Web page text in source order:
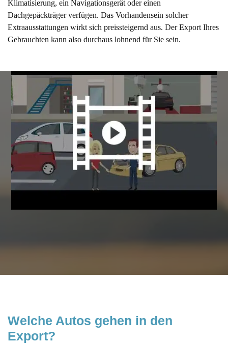
Klimatisierung, ein Navigationsgerät oder einen
Dachgepäckträger verfügen. Das Vorhandensein solcher
Extraausstattungen wirkt sich preissteigernd aus. Der Export Ihres
Gebrauchten kann also durchaus lohnend für Sie sein.
Welche Autos gehen in den
Export?